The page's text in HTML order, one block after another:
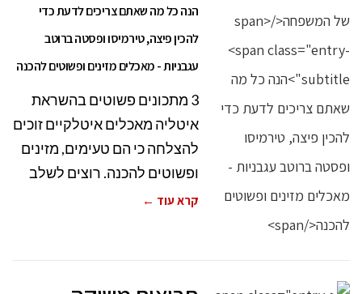
הנה כל מה שאתם צריכים לדעת כדי
להכין פיצה, טירמיסו ופסטה ברוטב
עגבניות - מאכלים מזינים ופשוטים להכנה
3 מתכונים פשוטים בהשראת
איטליה מאכלים איטלקיים זוכים
להצלחה כי הם טעימים, מזינים
ופשוטים להכנה. רוצים לשלב
קרא עוד ←